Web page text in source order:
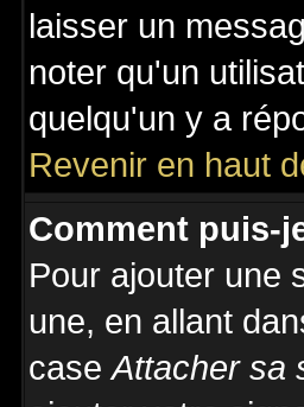
laisser un
noter qu'un
quelqu'un y a
Revenir en haut
Comment puis-
Pour ajouter une
une, en allant
caseAttacher sa